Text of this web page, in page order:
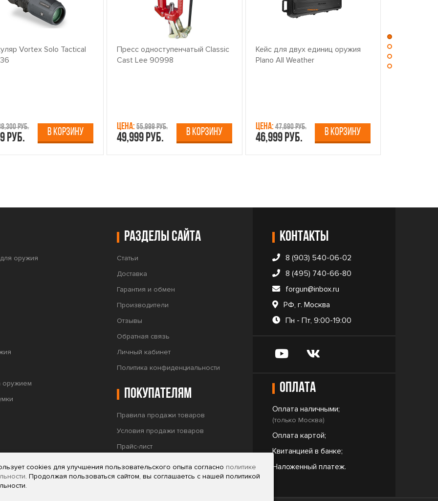
Vortex Solo Tactical
руб.
руб. В КОРЗИНУ
Пресс одноступенчатый Classic
Cast Lee 90998
Цена: 55,999 руб.
49,999 руб. В КОРЗИНУ
Кейс для двух единиц оружия
Plano All Weather
Цена:47,690 руб.
46,999 руб. В КОРЗИНУ
Контакты
8 (903) 540-06-02
8 (495) 740-66-80
forgun@inbox.ru
РФ, г. Москва
Пн - Пт, 9:00-19:00
Оплата
Оплата наличными;
(только Москва)
Оплата картой;
Квитанцией в банке;
Наложенный платеж.
оружия
оружием
Разделы сайта
Статьи
Доставка
Гарантия и обмен
Производители
Отзывы
Обратная связь
Личный кабинет
Политика конфиденциальности
Покупателям
Правила продажи товаров
Условия продажи товаров
Прайс-лист
cookies для улучшения пользовательского опыта согласно политике
. Продолжая пользоваться сайтом, вы соглашаетсь с нашей политикой